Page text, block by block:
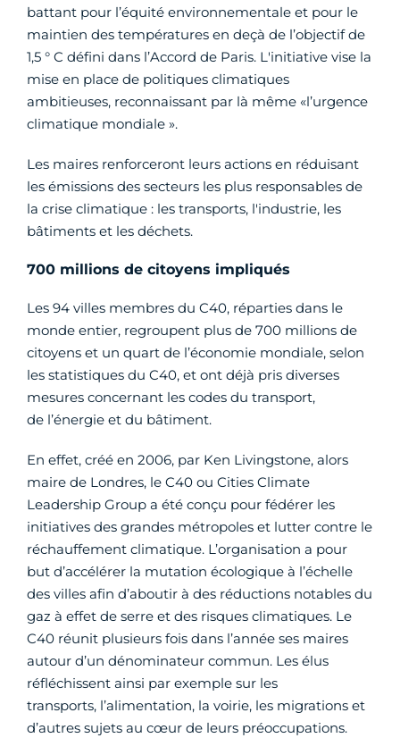
battant pour l’équité environnementale et pour le
maintien des températures en deçà de l’objectif de
1,5 ° C défini dans l’Accord de Paris. L'initiative vise la
mise en place de politiques climatiques
ambitieuses, reconnaissant par là même «l’urgence
climatique mondiale ».
Les maires renforceront leurs actions en réduisant
les émissions des secteurs les plus responsables de
la crise climatique : les transports, l'industrie, les
bâtiments et les déchets.
700 millions de citoyens impliqués
Les 94 villes membres du C40, réparties dans le
monde entier, regroupent plus de 700 millions de
citoyens et un quart de l’économie mondiale, selon
les statistiques du C40, et ont déjà pris diverses
mesures concernant les codes du transport,
de l’énergie et du bâtiment.
En effet, créé en 2006, par Ken Livingstone, alors
maire de Londres, le C40 ou Cities Climate
Leadership Group a été conçu pour fédérer les
initiatives des grandes métropoles et lutter contre le
réchauffement climatique. L’organisation a pour
but d’accélérer la mutation écologique à l’échelle
des villes afin d’aboutir à des réductions notables du
gaz à effet de serre et des risques climatiques. Le
C40 réunit plusieurs fois dans l’année ses maires
autour d’un dénominateur commun. Les élus
réfléchissent ainsi par exemple sur les
transports, l’alimentation, la voirie, les migrations et
d’autres sujets au cœur de leurs préoccupations.